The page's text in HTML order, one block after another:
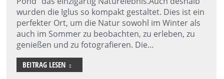
wurden die Iglus so kompakt gestaltet. Dies ist ein
perfekter Ort, um die Natur sowohl im Winter als
auch im Sommer zu beobachten, zu erleben, zu
genießen und zu fotografieren. Die…
BEITRAG LESEN